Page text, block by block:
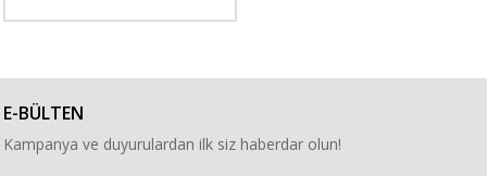
E-BÜLTEN
Kampanya ve duyurulardan ilk siz haberdar olun!